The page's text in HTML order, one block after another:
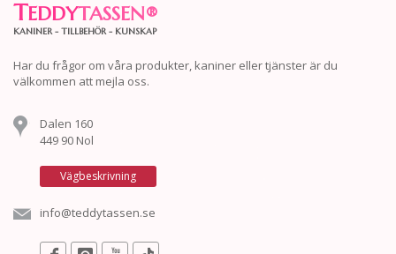
TEDDYTASSEN®
KANINER - TILLBEHÖR - KUNSKAP
Har du frågor om våra produkter, kaniner eller tjänster är du
välkommen att mejla oss.
Dalen 160
449 90 Nol
Vägbeskrivning
info@teddytassen.se